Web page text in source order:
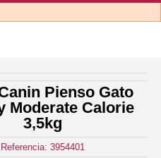
Pienso Gato
Moderate Calorie
3,5kg
Referencia: 3954401